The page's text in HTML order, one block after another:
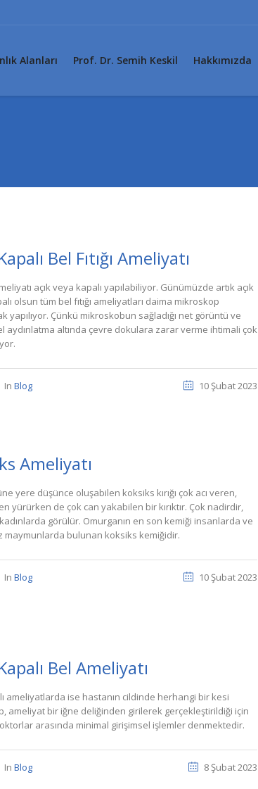
Alanları Prof. Dr. Semih Keskil Hakkımızda
Bel Fıtığı Ameliyatı
açık veya kapalı yapılabiliyor. Günümüzde artık açık
olsun tüm bel fıtığı ameliyatları daima mikroskop
yapılıyor. Çünkü mikroskobun sağladığı net görüntü ve
aydınlatma altında çevre dokulara zarar verme ihtimali çok
10 Şubat 2023
In Blog
Ameliyatı
yere düşünce oluşabilen koksiks kırığı çok acı veren,
yürürken de çok can yakabilen bir kırıktır. Çok nadirdir,
görülür. Omurganın en son kemiği insanlarda ve
maymunlarda bulunan koksiks kemiğidir.
10 Şubat 2023
In Blog
Bel Ameliyatı
ameliyatlarda ise hastanın cildinde herhangi bir kesi
ameliyat bir iğne deliğinden girilerek gerçekleştirildiği için
arasında minimal girişimsel işlemler denmektedir.
8 Şubat 2023
In Blog